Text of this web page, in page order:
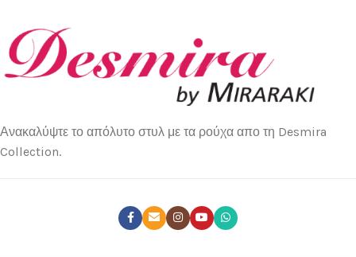
Ανακαλύψτε το απόλυτο στυλ με τα ρούχα απο τη Desmira
Collection.